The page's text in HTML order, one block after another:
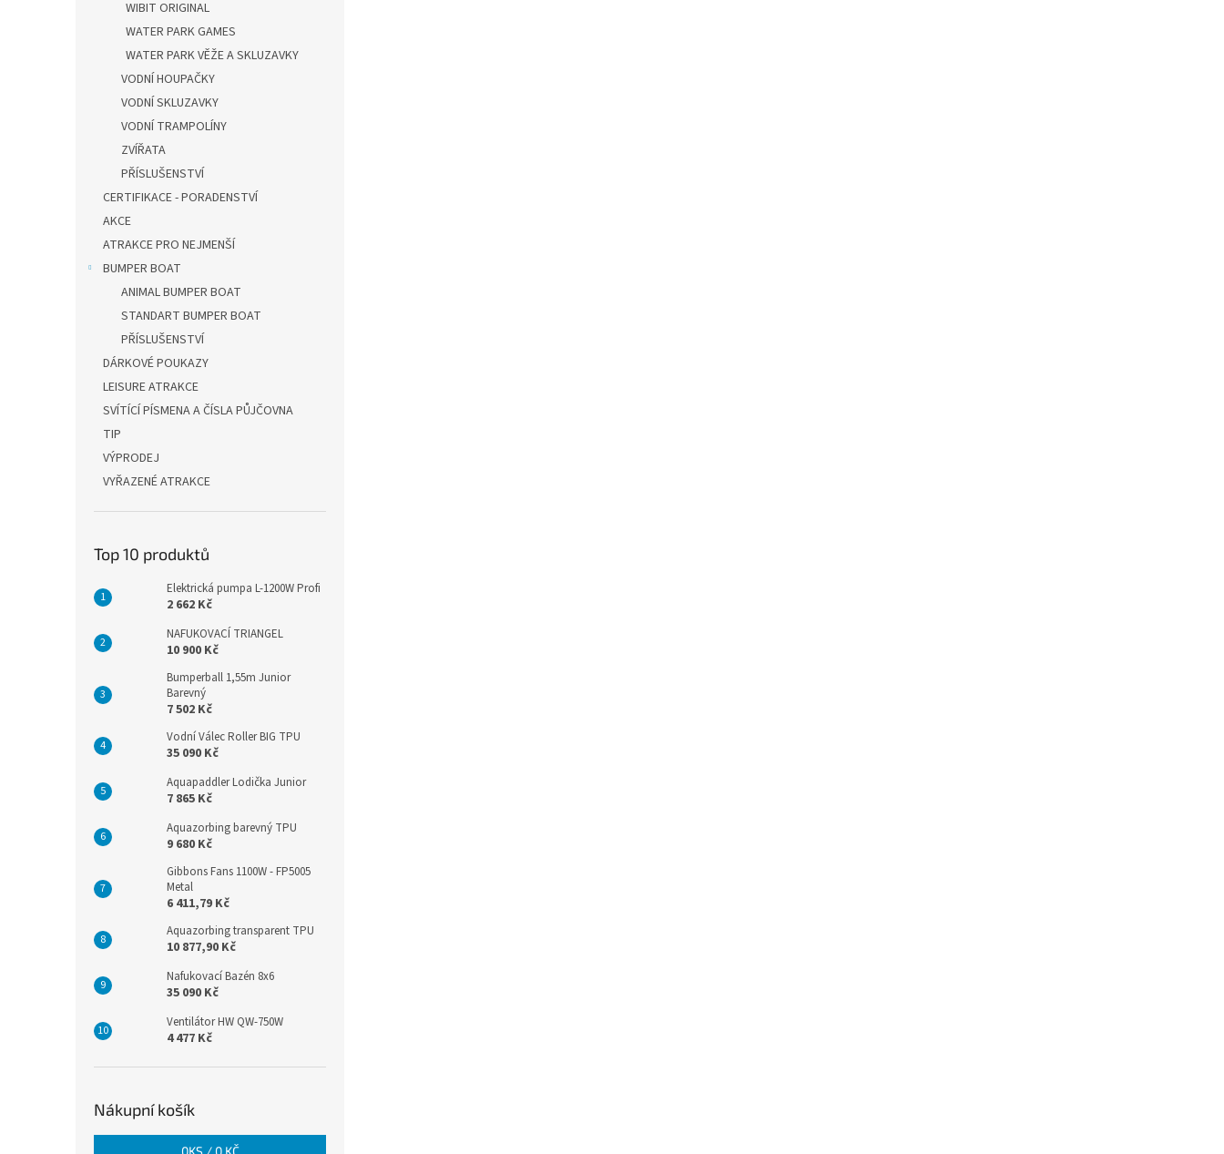
WIBIT ORIGINAL
WATER PARK GAMES
WATER PARK VĚŽE A SKLUZAVKY
VODNÍ HOUPAČKY
VODNÍ SKLUZAVKY
VODNÍ TRAMPOLÍNY
ZVÍŘATA
PŘÍSLUŠENSTVÍ
CERTIFIKACE - PORADENSTVÍ
AKCE
ATRAKCE PRO NEJMENŠÍ
BUMPER BOAT
ANIMAL BUMPER BOAT
STANDART BUMPER BOAT
PŘÍSLUŠENSTVÍ
DÁRKOVÉ POUKAZY
LEISURE ATRAKCE
SVÍTÍCÍ PÍSMENA A ČÍSLA PŮJČOVNA
TIP
VÝPRODEJ
VYŘAZENÉ ATRAKCE
Top 10 produktů
Elektrická pumpa L-1200W Profi
2 662 Kč
NAFUKOVACÍ TRIANGEL
10 900 Kč
Bumperball 1,55m Junior
Barevný
7 502 Kč
Vodní Válec Roller BIG TPU
35 090 Kč
Aquapaddler Lodička Junior
7 865 Kč
Aquazorbing barevný TPU
9 680 Kč
Gibbons Fans 1100W - FP5005
Metal
6 411,79 Kč
Aquazorbing transparent TPU
10 877,90 Kč
Nafukovací Bazén 8x6
35 090 Kč
Ventilátor HW QW-750W
4 477 Kč
Nákupní košík
0KS / 0 KČ